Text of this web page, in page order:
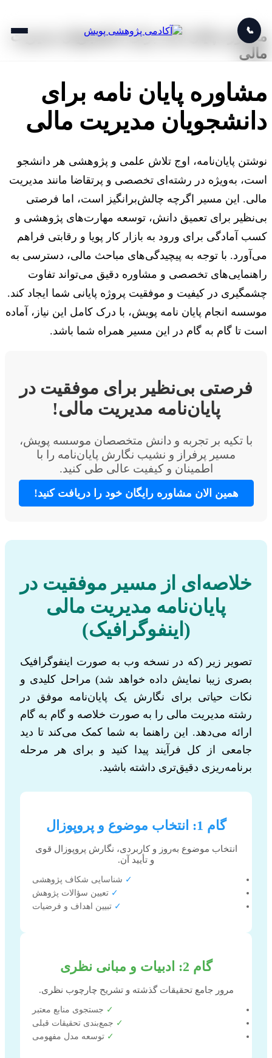
📞
مشاوره پایان نامه برای دانشجویان مدیریت
مالی
مشاوره پایان نامه برای
دانشجویان مدیریت مالی
نوشتن پایان‌نامه، اوج تلاش علمی و پژوهشی هر دانشجو
است، به‌ویژه در رشته‌ای تخصصی و پرتقاضا مانند مدیریت
مالی. این مسیر اگرچه چالش‌برانگیز است، اما فرصتی
بی‌نظیر برای تعمیق دانش، توسعه مهارت‌های پژوهشی و
کسب آمادگی برای ورود به بازار کار پویا و رقابتی فراهم
می‌آورد. با توجه به پیچیدگی‌های مباحث مالی، دسترسی به
راهنمایی‌های تخصصی و مشاوره دقیق می‌تواند تفاوت
چشمگیری در کیفیت و موفقیت پروژه پایانی شما ایجاد کند.
موسسه انجام پایان نامه پویش، با درک کامل این نیاز، آماده
است تا گام به گام در این مسیر همراه شما باشد.
فرصتی بی‌نظیر برای موفقیت در
پایان‌نامه مدیریت مالی!
با تکیه بر تجربه و دانش متخصصان موسسه پویش،
مسیر پرفراز و نشیب نگارش پایان‌نامه را با
اطمینان و کیفیت عالی طی کنید.
همین الان مشاوره رایگان خود را دریافت کنید!
خلاصه‌ای از مسیر موفقیت در
پایان‌نامه مدیریت مالی
(اینفوگرافیک)
تصویر زیر (که در نسخه وب به صورت اینفوگرافیک
بصری زیبا نمایش داده خواهد شد) مراحل کلیدی و
نکات حیاتی برای نگارش یک پایان‌نامه موفق در
رشته مدیریت مالی را به صورت خلاصه و گام به گام
ارائه می‌دهد. این راهنما به شما کمک می‌کند تا دید
جامعی از کل فرآیند پیدا کنید و برای هر مرحله
برنامه‌ریزی دقیق‌تری داشته باشید.
گام 1: انتخاب موضوع و پروپوزال
انتخاب موضوع به‌روز و کاربردی، نگارش پروپوزال قوی
و تأیید آن.
✓ شناسایی شکاف پژوهشی
✓ تعیین سؤالات پژوهش
✓ تبیین اهداف و فرضیات
گام 2: ادبیات و مبانی نظری
مرور جامع تحقیقات گذشته و تشریح چارچوب نظری.
✓ جستجوی منابع معتبر
✓ جمع‌بندی تحقیقات قبلی
✓ توسعه مدل مفهومی